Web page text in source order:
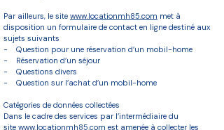
Par ailleurs, le site www.locationmh85.com met à
disposition un formulaire de contact en ligne destiné aux
sujets suivants
- Question pour une réservation d’un mobil-home
- Réservation d’un séjour
- Questions divers
- Question sur l’achat d’un mobil-home
Catégories de données collectées
Dans le cadre des services par l’intermédiaire du
site www.locationmh85.com est amenée à collecter les